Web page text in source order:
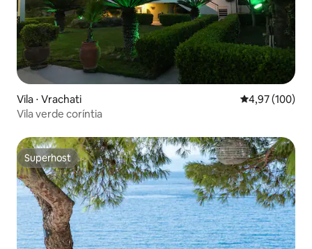
Vila ⋅ Vrachati 4,97 de uma
4,97 (100)
Vila verde coríntia
Superhost
Superhost